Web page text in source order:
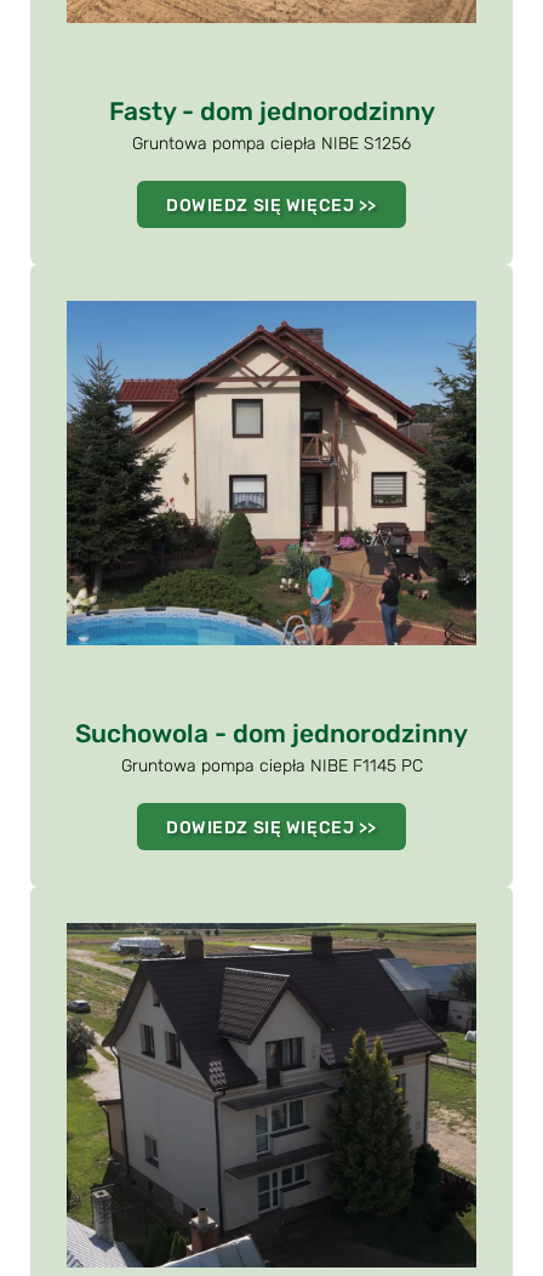
Fasty - dom jednorodzinny
Gruntowa pompa ciepła NIBE S1256
DOWIEDZ SIĘ WIĘCEJ >>
Suchowola - dom jednorodzinny
Gruntowa pompa ciepła NIBE F1145 PC
DOWIEDZ SIĘ WIĘCEJ >>